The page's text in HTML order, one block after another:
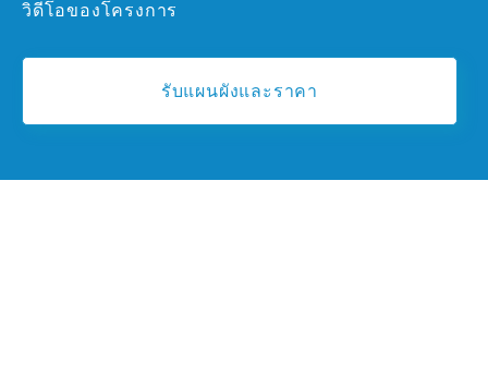
วิดีโอของโครงการ
รับแผนผังและราคา